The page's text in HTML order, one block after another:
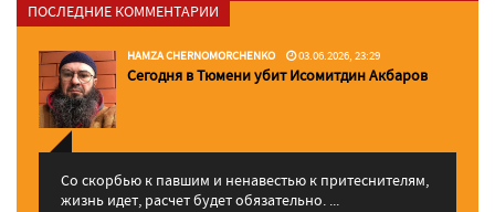
ПОСЛЕДНИЕ КОММЕНТАРИИ
HAMZA CHERNOMORCHENKO 03.06.2026, 23:29
Сегодня в Тюмени убит Исомитдин Акбаров
Со скорбью к павшим и ненавестью к притеснителям,
жизнь идет, расчет будет обязательно. ...